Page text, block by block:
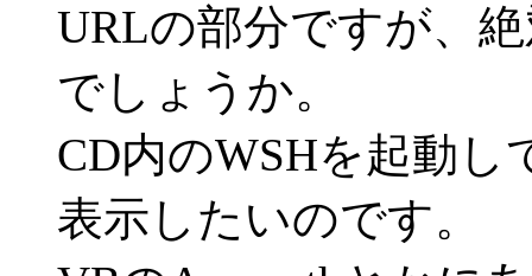
URLの部分ですが、
でしょうか。
CD内のWSHを起動
表示したいのです。